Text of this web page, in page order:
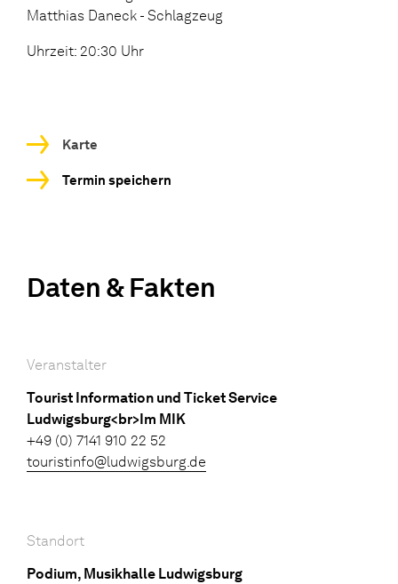
Matthias Daneck - Schlagzeug
Uhrzeit: 20:30 Uhr
Karte
Termin speichern
Daten & Fakten
Veranstalter
Tourist Information und Ticket Service
Ludwigsburg<br>Im MIK
+49 (0) 7141 910 22 52
touristinfo@ludwigsburg.de
Standort
Podium, Musikhalle Ludwigsburg